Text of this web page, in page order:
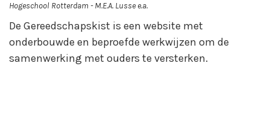
Hogeschool Rotterdam - M.E.A. Lusse e.a.
De Gereedschapskist is een website met
onderbouwde en beproefde werkwijzen om de
samenwerking met ouders te versterken.